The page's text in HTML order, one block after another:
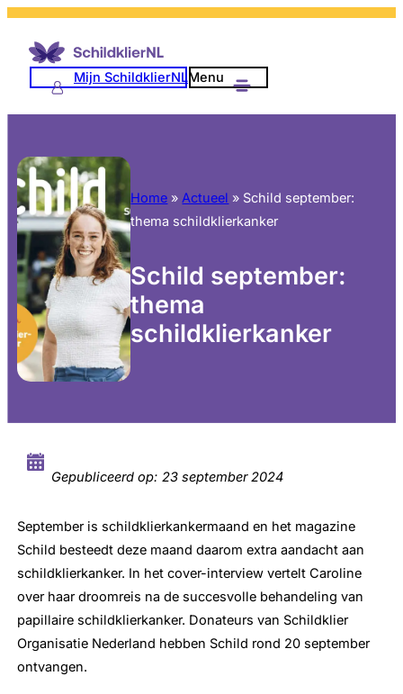
Mijn SchildklierNLMenu
Home »Actueel » Schild september:
thema schildklierkanker
Schild september:
thema
schildklierkanker
Gepubliceerd op: 23 september 2024
September is schildklierkankermaand en het magazine
Schild besteedt deze maand daarom extra aandacht aan
schildklierkanker. In het cover-interview vertelt Caroline
over haar droomreis na de succesvolle behandeling van
papillaire schildklierkanker. Donateurs van Schildklier
Organisatie Nederland hebben Schild rond 20 september
ontvangen.